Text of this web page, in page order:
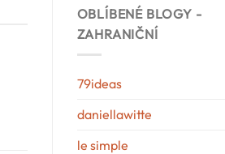
OBLÍBENÉ BLOGY -
ZAHRANIČNÍ
79ideas
daniellawitte
le simple